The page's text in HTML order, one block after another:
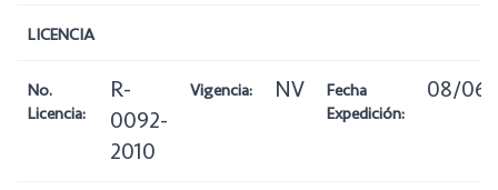
LICENCIA
No.
Licencia:
R-
0092-
2010
Vigencia: NV
Fecha
Expedición:
08/06/